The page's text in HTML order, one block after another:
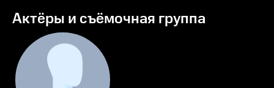
Актёры и съёмочная группа